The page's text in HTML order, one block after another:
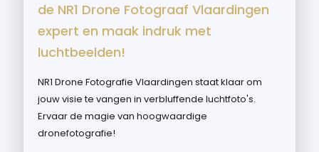
de NR1 Drone Fotograaf Vlaardingen
expert en maak indruk met
luchtbeelden!
NR1 Drone Fotografie Vlaardingen staat klaar om
jouw visie te vangen in verbluffende luchtfoto's.
Ervaar de magie van hoogwaardige
dronefotografie!